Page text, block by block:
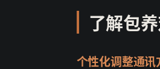
了解包
个性化调整通讯